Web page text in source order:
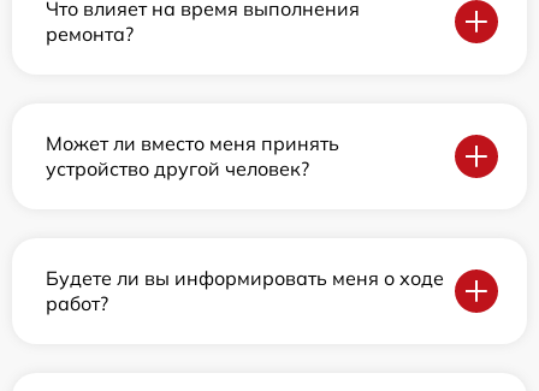
Что влияет на время выполнения
ремонта?
Может ли вместо меня принять
устройство другой человек?
Будете ли вы информировать меня о ходе
работ?